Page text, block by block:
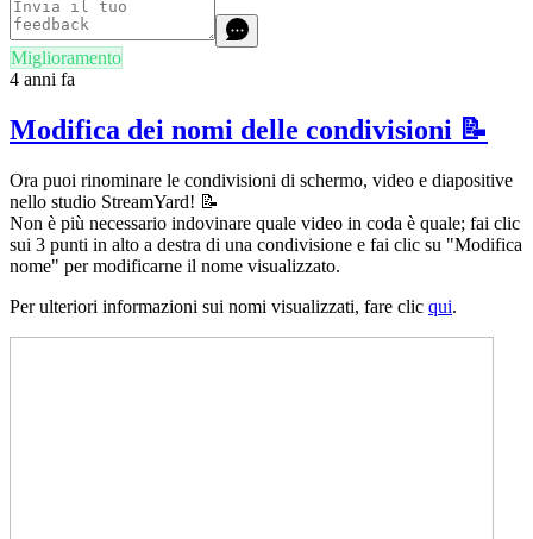
Miglioramento
4 anni fa
Modifica dei nomi delle condivisioni 📝
Ora puoi rinominare le condivisioni di schermo, video e diapositive
nello studio StreamYard! 📝
Non è più necessario indovinare quale video in coda è quale; fai clic
sui 3 punti in alto a destra di una condivisione e fai clic su "Modifica
nome" per modificarne il nome visualizzato.
Per ulteriori informazioni sui nomi visualizzati, fare clic qui.